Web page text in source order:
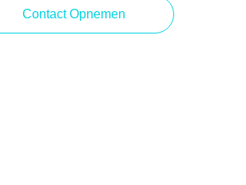
Contact Opnemen